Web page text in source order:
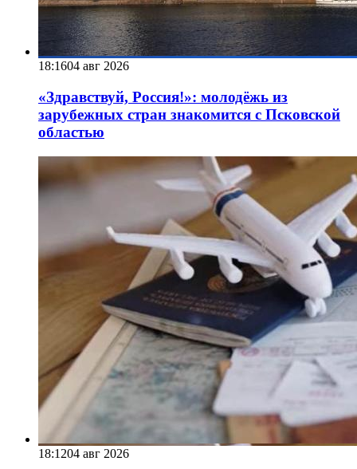
18:1604 авг 2026
«Здравствуй, Россия!»: молодёжь из
зарубежных стран знакомится с Псковской
областью
18:1204 авг 2026